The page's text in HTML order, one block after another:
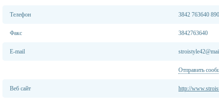
Телефон 3842 763640
Факс 3842763640
E-mail
Отправить
Веб сайт http://